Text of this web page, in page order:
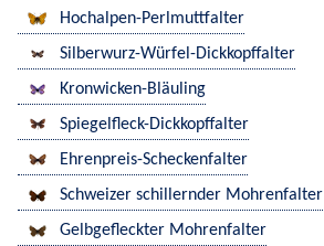
Hochalpen-Perlmuttfalter
Silberwurz-Würfel-Dickkopffalter
Kronwicken-Bläuling
Spiegelfleck-Dickkopffalter
Ehrenpreis-Scheckenfalter
Schweizer schillernder Mohrenfalter
Gelbgefleckter Mohrenfalter